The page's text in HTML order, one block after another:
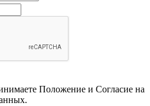
Положение и Согласие на